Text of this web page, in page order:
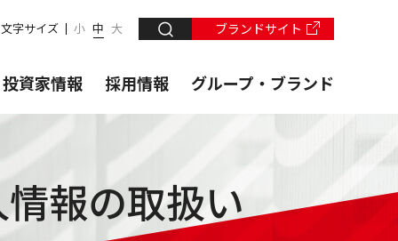
文字サイズ 小 中 大 ブランドサイト
資家情報 採用情報 グループ・ブランド
報の取扱い